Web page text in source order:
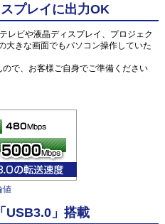
プレイに出力OK
レビや液晶ディスプレイ、プロジェク
大きな画面でもパソコン操作していた
で、お客様ご自身でご準備ください
値
USB3.0」搭載